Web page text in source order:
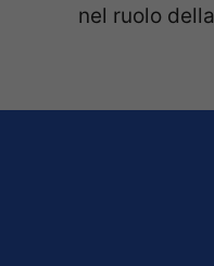
nel ruolo